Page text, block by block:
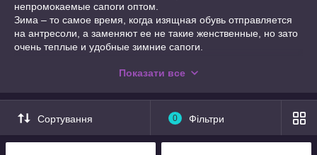
непромокаемые сапоги оптом.
Зима – то самое время, когда изящная обувь отправляется
на антресоли, а заменяют ее не такие женственные, но зато
очень теплые и удобные зимние сапоги.
Женские зимние сапоги
такую обувь, которая бы с равным успехом защищала и от
Хорошим вариантом для наших зим являются дутые
Показати все
Сортування 0 Фільтри